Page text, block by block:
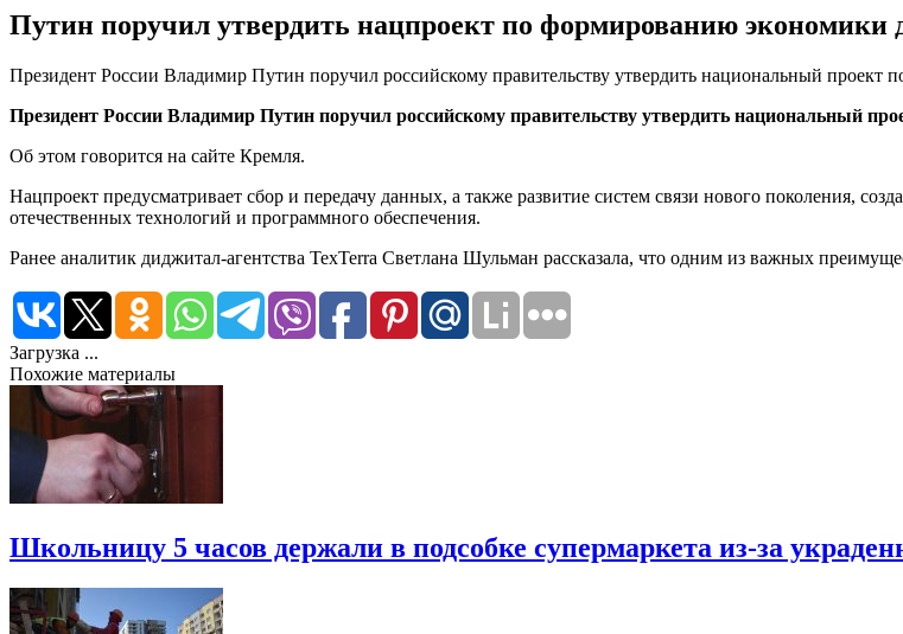
Путин поручил утвердить нацпроект по формированию экономики
Президент России Владимир Путин поручил российскому правительству утвердить национальный
Президент России Владимир Путин поручил российскому правительству утвердить национальный
Об этом говорится на сайте Кремля.
Нацпроект предусматривает сбор и передачу данных, а также развитие систем связи нового поколения,
отечественных технологий и программного обеспечения.
Ранее аналитик диджитал-агентства TexTerra Светлана Шульман рассказала, что одним из важных
Загрузка ...
Похожие материалы
Школьницу 5 часов держали в подсобке супермаркета из-за